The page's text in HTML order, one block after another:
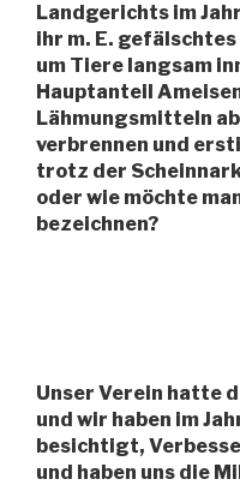
Landgerichts im
ihr m. E.
um Tiere langsam
Hauptanteil
Lähmungsmitteln
verbrennen und
trotz der
oder wie möchte
bezeichnen?
Unser Verein hatte
und wir haben im
besichtigt,
und haben uns die